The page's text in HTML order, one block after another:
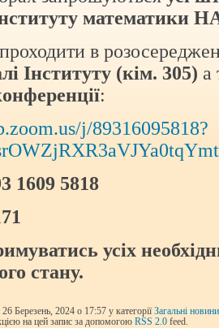
математики
в
Інституту (кім. 305) а
:
j/89316095818?
1609 5818
усіх
стану.
Березень, 2024 о 17:57 у категоріїЗагальні новини
на цей запис за допомогою RSS 2.0 feed.